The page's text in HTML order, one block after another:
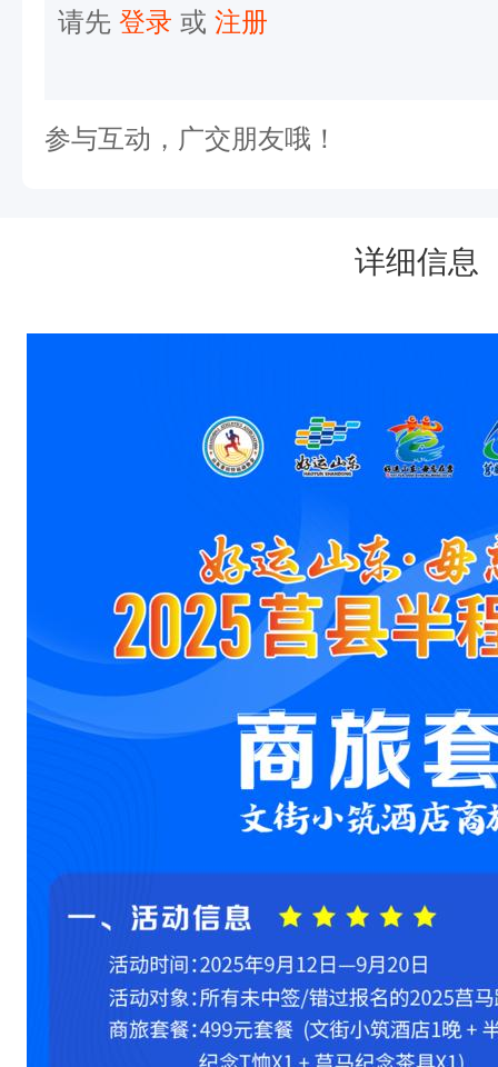
请先 登录 或 注册
参与互动，广交朋友哦！
详细信息